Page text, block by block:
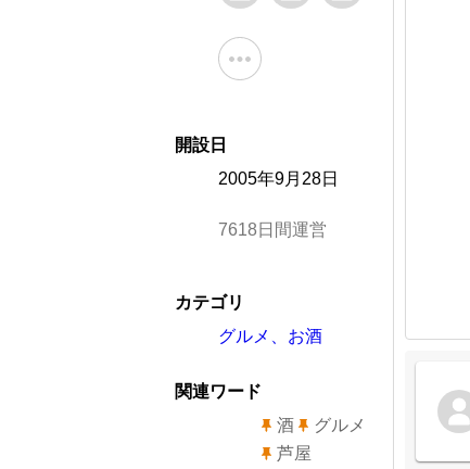
開設日
2005年9月28日
7618日間運営
カテゴリ
グルメ、お酒
関連ワード
酒
グルメ
芦屋